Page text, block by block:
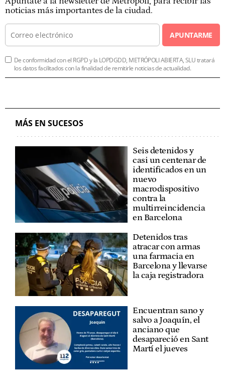
noticias más importantes de la ciudad.
APUNTARME
De conformidad con el RGPD y la LOPDGDD, METRÓPOLI ABIERTA, SLU tratará
los datos facilitados con la finalidad de remitirle noticias de actualidad.
MÁS EN SUCESOS
Seis detenidos y
casi un centenar de
identificados en un
nuevo
macrodispositivo
contra la
multirreincidencia
en Barcelona
Detenidos tras
atracar con armas
una farmacia en
Barcelona y llevarse
la caja registradora
Encuentran sano y
salvo a Joaquín, el
anciano que
desapareció en Sant
Martí el jueves